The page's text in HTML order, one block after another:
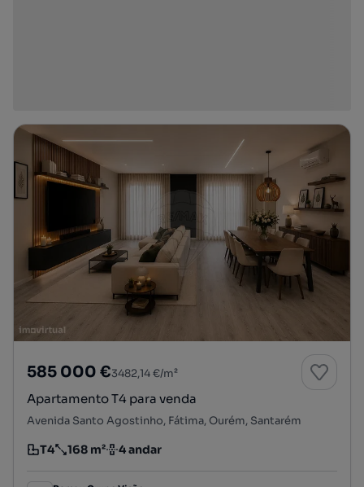
585 000 €3482,14 €/m²
Apartamento T4 para venda
Avenida Santo Agostinho, Fátima, Ourém, Santarém
Tipologia
T4
Preço por metro quadrado
168 m²
Andar 4 andar